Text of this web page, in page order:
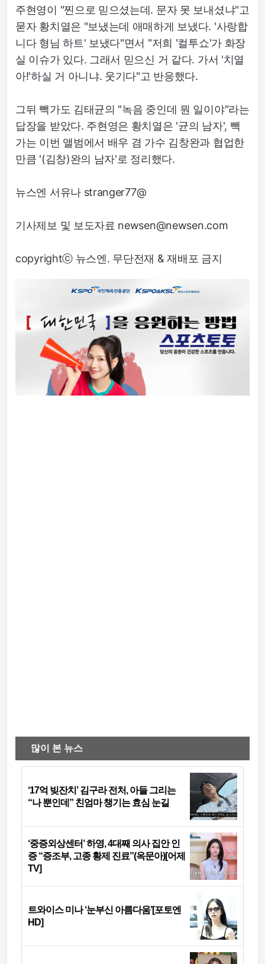
주현영이 "찐으로 믿으셨는데. 문자 못 보내셨냐"고
묻자 황치열은 "보냈는데 애매하게 보냈다. '사랑합
니다 형님 하트' 보냈다"면서 "저희 '컬투쇼'가 화장
실 이슈가 있다. 그래서 믿으신 거 같다. 가서 '치열
아!'하실 거 아니냐. 웃기다"고 반응했다.
그뒤 빽가도 김태균의 "녹음 중인데 뭔 일이야"라는
답장을 받았다. 주현영은 황치열은 '균의 남자', 빽
가는 이번 앨범에서 배우 겸 가수 김창완과 협업한
만큼 '(김창)완의 남자'로 정리했다.
뉴스엔 서유나 stranger77@
기사제보 및 보도자료 newsen@newsen.com
copyrightⓒ 뉴스엔. 무단전재 & 재배포 금지
많이 본 뉴스
‘17억 빚잔치’ 김구라 전처, 아들 그리는
“나 뿐인데” 친엄마 챙기는 효심 눈길
‘중증외상센터’ 하영, 4대째 의사 집안 인
증 “증조부, 고종 황제 진료”(옥문아)[어제
TV]
트와이스 미나 ‘눈부신 아름다움’[포토엔
HD]